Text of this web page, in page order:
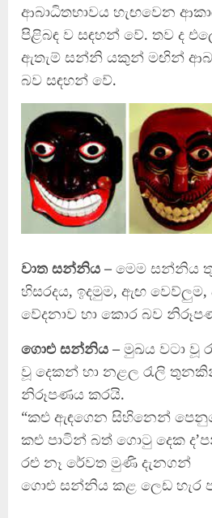
ආබාධිතභාවය හැඟවෙන
පිළිබඳ ව සඳහන් වේ. තව ද
ඇතැම් සන්නි යකුන් මඟින්
බව සඳහන් වේ.
වාත සන්නිය – මෙම සන්නිය
හිසරදය, ඉදමුම, ඇඟ
වේදනාව හා කොර බව
ගොළු සන්නිය – මුඛය වටා වූ
වූ දෙකන් හා නළල රැලි
නිරූපණය කරයි.
“කළු ඇඳගෙන සිහිනෙන්
කළු පාටින් බත් ගොටු දෙක
රළු නෑ රේවත මුණි දැනගන්
ගොළු සන්නිය කළ ලෙඩ හැර